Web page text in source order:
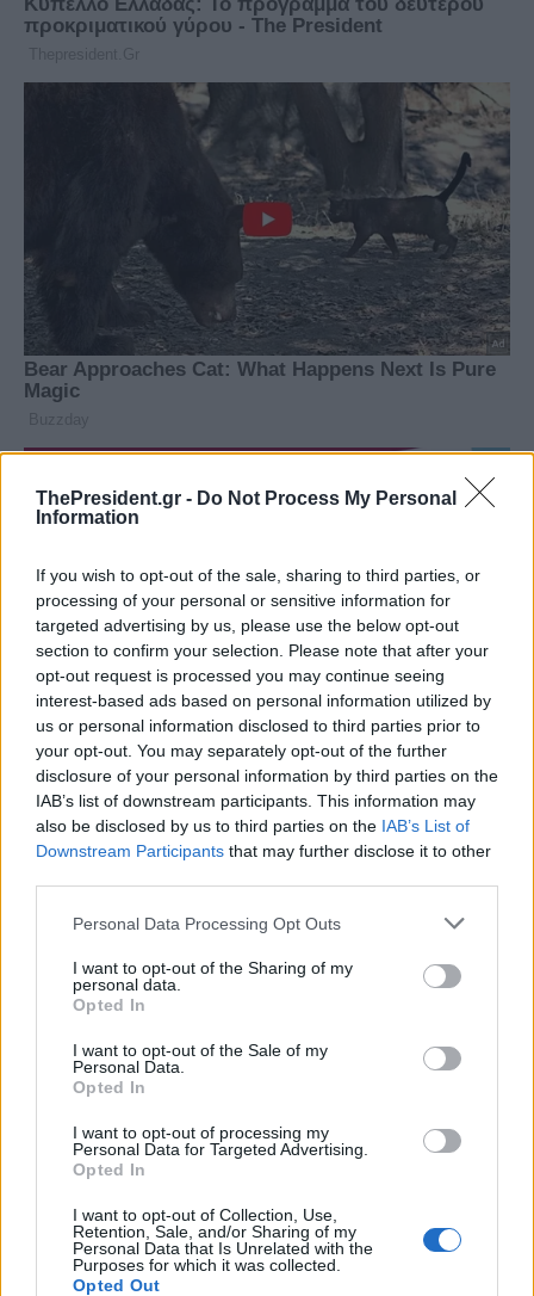
ThePresident.gr - Do Not Process My Personal
Information
If you wish to opt-out of the sale, sharing to third parties, or
processing of your personal or sensitive information for
targeted advertising by us, please use the below opt-out
section to confirm your selection. Please note that after your
opt-out request is processed you may continue seeing
interest-based ads based on personal information utilized by
us or personal information disclosed to third parties prior to
your opt-out. You may separately opt-out of the further
disclosure of your personal information by third parties on the
IAB’s list of downstream participants. This information may
also be disclosed by us to third parties on the IAB’s List of
Downstream Participants that may further disclose it to other
Personal Data Processing Opt Outs
I want to opt-out of the Sharing of my
personal data.
Opted In
I want to opt-out of the Sale of my
Personal Data.
Opted In
I want to opt-out of processing my
Personal Data for Targeted Advertising.
Opted In
I want to opt-out of Collection, Use,
Retention, Sale, and/or Sharing of my
Personal Data that Is Unrelated with the
Purposes for which it was collected.
Opted Out